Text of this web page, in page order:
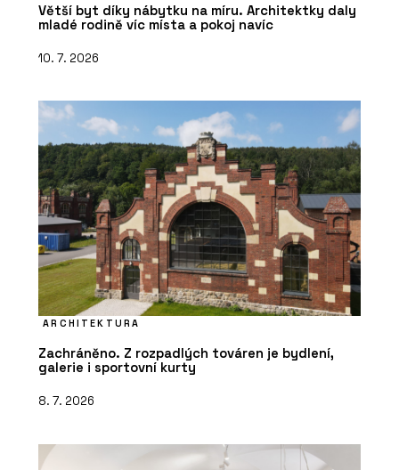
Větší byt díky nábytku na míru. Architektky daly
mladé rodině víc místa a pokoj navíc
10. 7. 2026
ARCHITEKTURA
Zachráněno. Z rozpadlých továren je bydlení,
galerie i sportovní kurty
8. 7. 2026